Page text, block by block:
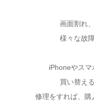
画面割れ
様々な故
iPhoneやスマ
買い替え
修理をすれば、購